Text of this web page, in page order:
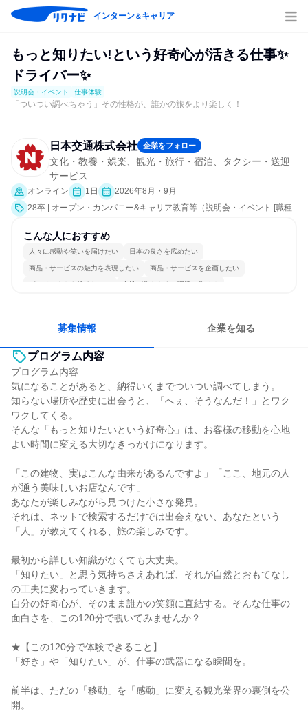
インターン＆キャリア
もっと知りたい!という好奇心が活きる仕事✨
ドライバー✨
説明会・イベント 仕事体験
「ついつい調べちゃう」その性格が、誰かの旅をより楽しく！
日本交通株式会社 企業をフォロー
文化・教養・娯楽、観光・旅行・宿泊、タクシー・送迎
サービス
オンライン 1日
2026年8月・9月
28卒 | オープン・カンパニー&キャリア教育等（説明会・イベント [職種
こんな人におすすめ
人々に感動や笑いを届けたい 日本の良さを広めたい
商品・サービスの魅力を表現したい 商品・サービスを企画したい
プロジェクトを推進したい 女性が働きやすい環境で働ける
募集情報 企業を知る
プログラム内容
プログラム内容
気になることがあると、納得いくまでついつい調べてしまう。
知らない場所や歴史に出会うと、「へぇ、そうなんだ！」とワク
ワクしてくる。
そんな「もっと知りたいという好奇心」は、お客様の移動を心地
よい時間に変える大切なきっかけになります。
「この建物、実はこんな由来があるんですよ」「ここ、地元の人
が通う美味しいお店なんです」
あなたが楽しみながら見つけた小さな発見。
それは、ネットで検索するだけでは出会えない、あなたという
「人」が教えてくれる、旅の楽しみです。
最初から詳しい知識がなくても大丈夫。
「知りたい」と思う気持ちさえあれば、それが自然とおもてなし
の工夫に変わっていきます。
自分の好奇心が、そのまま誰かの笑顔に直結する。そんな仕事の
面白さを、この120分で覗いてみませんか？
★【この120分で体験できること】
「好き」や「知りたい」が、仕事の武器になる瞬間を。
前半は、ただの「移動」を「感動」に変える観光業界の裏側を公
開。